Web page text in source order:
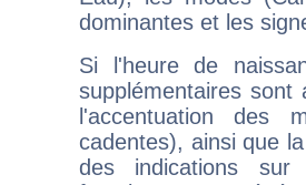
dominantes et les
Si l'heure de
supplémentaires sont
l'accentuation des
cadentes), ainsi que
des indications sur